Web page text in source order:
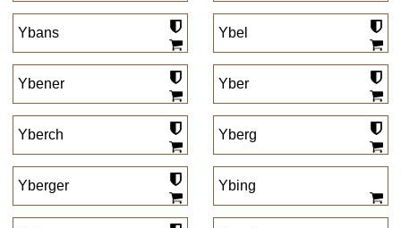
Ybans Ybel
Ybener Yber
Yberch Yberg
Yberger Ybing